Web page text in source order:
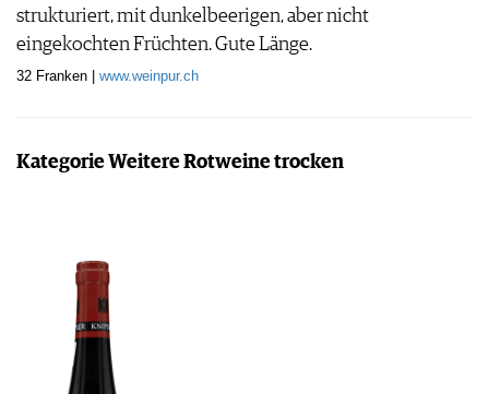
strukturiert, mit dunkelbeerigen, aber nicht
eingekochten Früchten. Gute Länge.
32 Franken | www.weinpur.ch
Kategorie Weitere Rotweine trocken